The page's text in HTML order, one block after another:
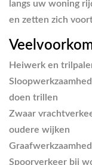
langs uw woning
en zetten zich
Heiwerk en
doen trillen
Zwaar
oudere wijken
Spoorverkeer bij